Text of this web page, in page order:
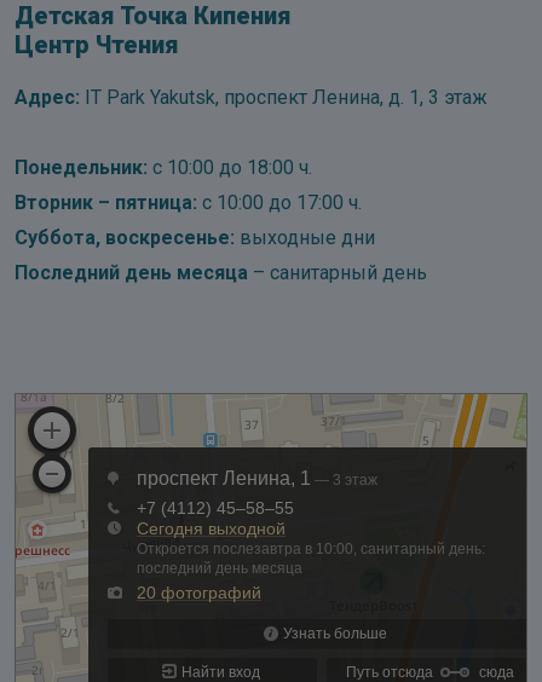
Детская Точка Кипения
Центр Чтения
Адрес: IT Park Yakutsk, проспект Ленина, д. 1, 3 этаж
Понедельник: с 10:00 до 18:00 ч.
Вторник – пятница: с 10:00 до 17:00 ч.
Суббота, воскресенье: выходные дни
Последний день месяца – санитарный день